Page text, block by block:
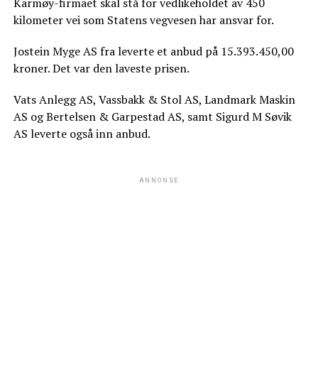
Karmøy-firmaet skal stå for vedlikeholdet av 450
kilometer vei som Statens vegvesen har ansvar for.
Jostein Myge AS fra leverte et anbud på 15.393.450,00
kroner. Det var den laveste prisen.
Vats Anlegg AS, Vassbakk & Stol AS, Landmark Maskin
AS og Bertelsen & Garpestad AS, samt Sigurd M Søvik
AS leverte også inn anbud.
ANNONSE